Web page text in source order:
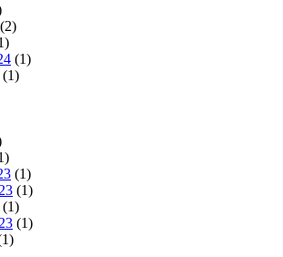
(2)
(1)
(1)
(1)
(1)
(1)
(1)